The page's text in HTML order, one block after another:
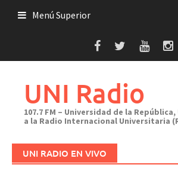
Menú Superior
UNI Radio
107.7 FM – Universidad de la
a la Radio Internacional Universitaria
UNI RADIO EN VIVO